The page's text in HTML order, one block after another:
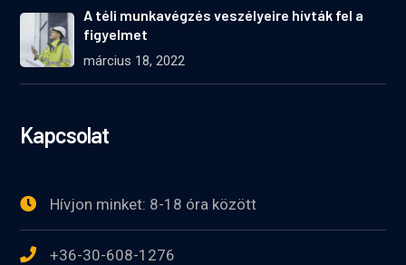
A téli munkavégzés veszélyeire hívták fel a
figyelmet
március 18, 2022
Kapcsolat
Hívjon minket: 8-18 óra között
+36-30-608-1276